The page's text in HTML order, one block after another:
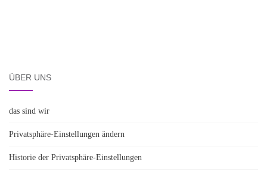
ÜBER UNS
das sind wir
Privatsphäre-Einstellungen ändern
Historie der Privatsphäre-Einstellungen